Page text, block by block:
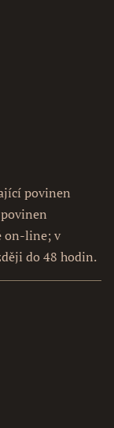
povinen
on-line; v
do 48 hodin.